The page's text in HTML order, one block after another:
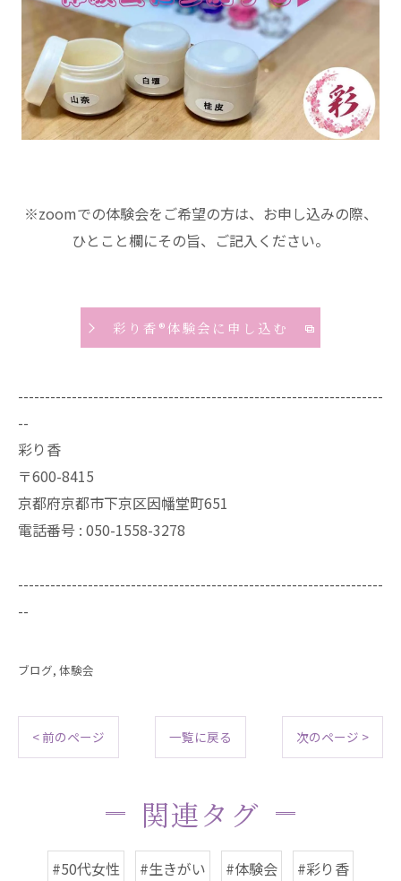
※zoomでの体験会をご希望の方は、お申し込みの際、
ひとこと欄にその旨、ご記入ください。
彩り香®体験会に申し込む
--------------------------------------------------------------------
--
彩り香
〒600-8415
京都府京都市下京区因幡堂町651
電話番号 : 050-1558-3278
--------------------------------------------------------------------
--
ブログ 体験会
< 前のページ 一覧に戻る 次のページ >
関連タグ
#50代女性 #生きがい #体験会 #彩り香